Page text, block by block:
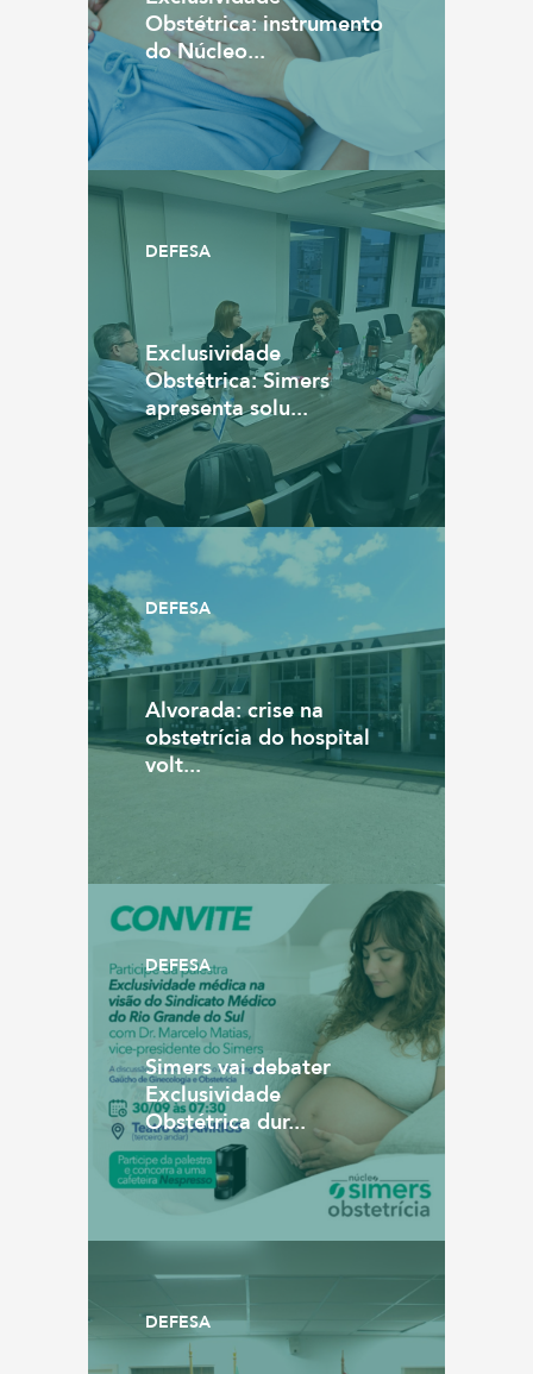
Obstétrica: instrumento
do Núcleo...
DEFESA
Exclusividade
Obstétrica: Simers
apresenta solu...
DEFESA
Alvorada: crise na
obstetrícia do hospital
volt...
DEFESA
Simers vai debater
Exclusividade
Obstétrica dur...
DEFESA